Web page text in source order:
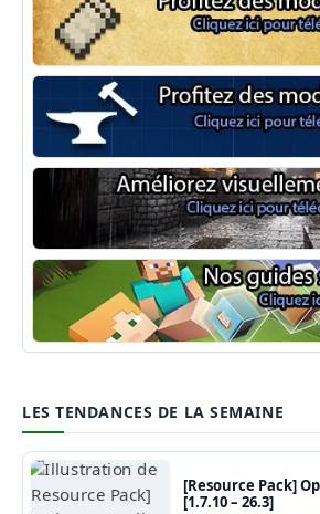
Minecraft Fabric
Minecraft Forge
Shaders Minecraft
Guide Minecraft
LES TENDANCES DE LA SEMAINE
[Resource Pack]
[1.7.10 – 26.3]